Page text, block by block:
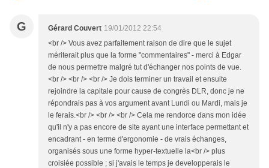
G Gérard Couvert 19/01/2012 22:54
<br /> Vous avez parfaitement raison de dire que le sujet
mériterait plus que la forme "commentaires" - merci à Edgar
de nous permettre malgré tut d'échanger nos points de vue.
<br /> <br /> <br /> Je dois terminer un travail et ensuite
rejoindre la capitale pour cause de congrès DLR, donc je ne
répondrais pas à vos argument avant Lundi ou Mardi, mais je
le ferais.<br /> <br /> <br /> Cela me rendorce dans mon idée
qu'il n'y a pas encore de site ayant une interface permettant et
encadrant - en terme d'ergonomie - de vrais échanges,
organisés sous une forme hyper-textuelle la<br /> plus
croisiée possible ; si j'avais le temps je developperais le